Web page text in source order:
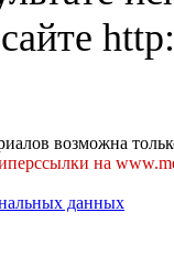
возможна
на
данных